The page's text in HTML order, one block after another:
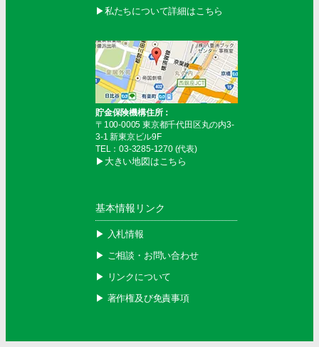
▶︎私たちについて詳細はこちら
貯金保険機構住所：
〒100-0005 東京都千代田区丸の内3-
3-1 新東京ビル9F
TEL：03-3285-1270 (代表)
▶︎大きい地図はこちら
基本情報リンク
▶︎ 入札情報
▶︎ ご相談・お問い合わせ
▶︎ リンクについて
▶︎ 著作権及び免責事項